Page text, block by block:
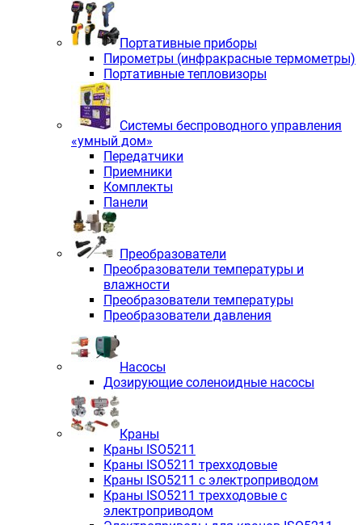
Портативные приборы
Пирометры (инфракрасные термометры)
Портативные тепловизоры
Системы беспроводного управления
«умный дом»
Передатчики
Приемники
Комплекты
Панели
Преобразователи
Преобразователи температуры и
влажности
Преобразователи температуры
Преобразователи давления
Насосы
Дозирующие соленоидные насосы
Краны
Краны ISO5211
Краны ISO5211 трехходовые
Краны ISO5211 с электроприводом
Краны ISO5211 трехходовые с
электроприводом